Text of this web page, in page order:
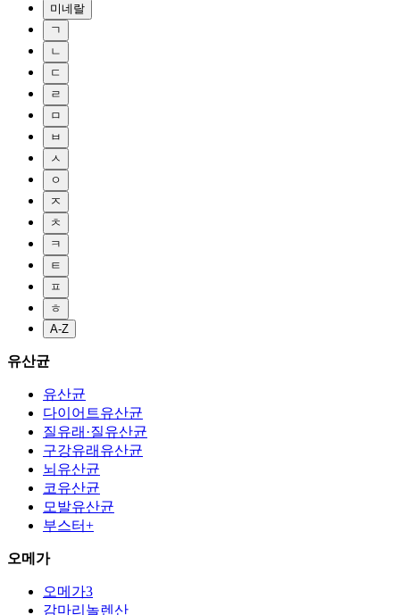
미네랄
ㄱ
ㄴ
ㄷ
ㄹ
ㅁ
ㅂ
ㅅ
ㅇ
ㅈ
ㅊ
ㅋ
ㅌ
ㅍ
ㅎ
A-Z
유산균
유산균
다이어트유산균
질유래·질유산균
구강유래유산균
뇌유산균
코유산균
모발유산균
부스터+
오메가
오메가3
감마리놀렌산